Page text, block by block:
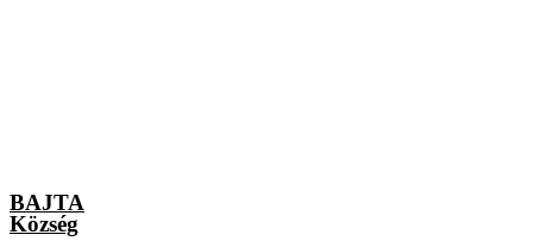
BAJTA
Község